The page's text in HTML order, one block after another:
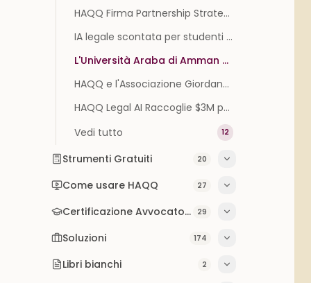
HAQQ Firma Partnership Strategica con ONEIC per Espandere l'Infrastruttura AI Legale in Oman
IA legale scontata per studenti di giurisprudenza e professori - HAQQ
L'Università Araba di Amman e HAQQ Verso una Cooperazione Strategica
HAQQ e l'Associazione Giordana degli Arbitri Annunciano Partnership Strategica
HAQQ Legal AI Raccoglie $3M per Digitalizzare la Giustizia
Vedi tutto
12
Strumenti Gratuiti 20
Come usare HAQQ 27
Certificazione Avvocato IA 29
Soluzioni 174
Libri bianchi 2